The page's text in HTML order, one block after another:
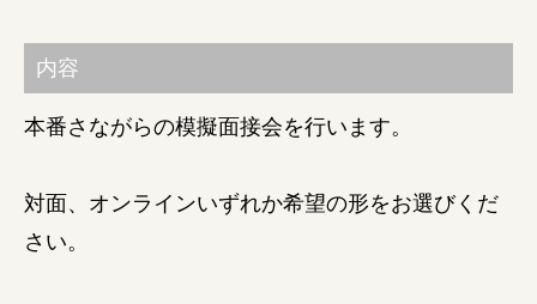
内容
本番さながらの模擬面接会を行います。
対面、オンラインいずれか希望の形をお選びくだ
さい。